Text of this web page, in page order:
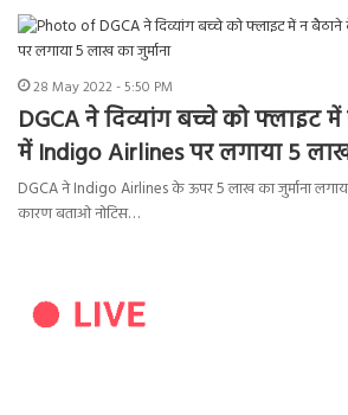
28 May 2022 - 5:50 PM
DGCA ने दिव्यांग बच्चे को फ्लाइट
में Indigo Airlines पर लगाया 5 लाख
DGCA ने Indigo Airlines के ऊपर 5 लाख का जुर्माना
कारण बताओ नोटिस…